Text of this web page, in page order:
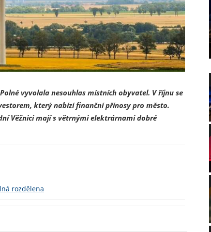
vyvolala nesouhlas místních obyvatel. V říjnu se
který nabízí finanční přínosy pro město.
Věžnici mají s větrnými elektrárnami dobré
rozdělena